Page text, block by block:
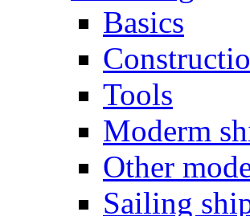
Basics
Tools
Moderm
Other
Sailing